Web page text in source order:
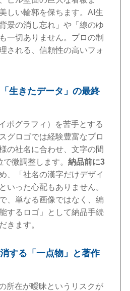
しい輪郭を保ちます。AI生
景の消し忘れ」や「線のゆ
一切ありません。プロの制
される、信頼性の高いフォ
生きたデータ」の最終
ポグラフィ）を苦手とする
グロゴでは経験豊富なプロ
の社名に合わせ、文字の間
で微調整します。納品前に3
、「社名の漢字だけデザイ
いった心配もありません。
、単なる画像ではなく、編
するロゴ」として納品手続
きます。
する「一点物」と著作
所在が曖昧というリスクが